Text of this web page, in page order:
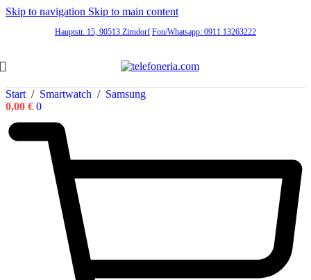
Skip to navigation Skip to main content
Hauptstr. 15, 90513 Zirndorf Fon/Whatsapp: 0911 13263222
Start / Smartwatch / Samsung
0,00 € 0